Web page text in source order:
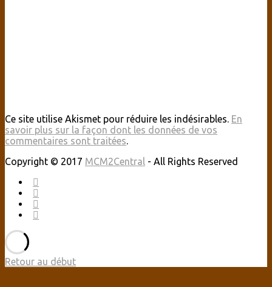
Ce site utilise Akismet pour réduire les indésirables. En
savoir plus sur la façon dont les données de vos
commentaires sont traitées.
Copyright © 2017 MCM2Central - All Rights Reserved
Retour au début